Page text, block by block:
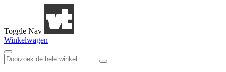
Toggle Nav
Winkelwagen